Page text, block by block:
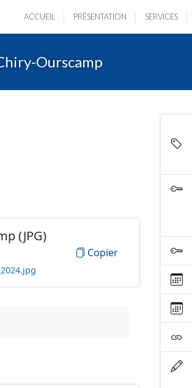
ACCUEIL PRÉSENTATION SERVICES
Ourscamp
(JPG)
Copier